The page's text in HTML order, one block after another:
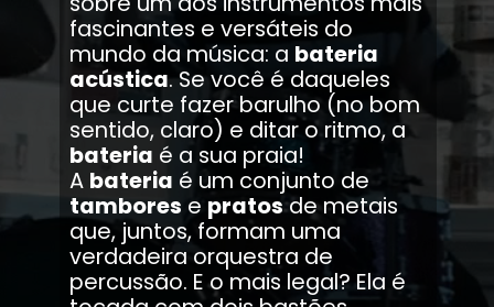
fascinantes e versáteis do
mundo da música: a bateria
acústica. Se você é daqueles
que curte fazer barulho (no bom
sentido, claro) e ditar o ritmo, a
bateria é a sua praia!
A bateria é um conjunto de
tambores e pratosde metais
que, juntos, formam uma
verdadeira orquestra de
percussão. E o mais legal? Ela é